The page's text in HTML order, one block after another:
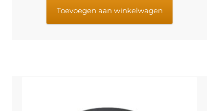
Toevoegen aan winkelwagen